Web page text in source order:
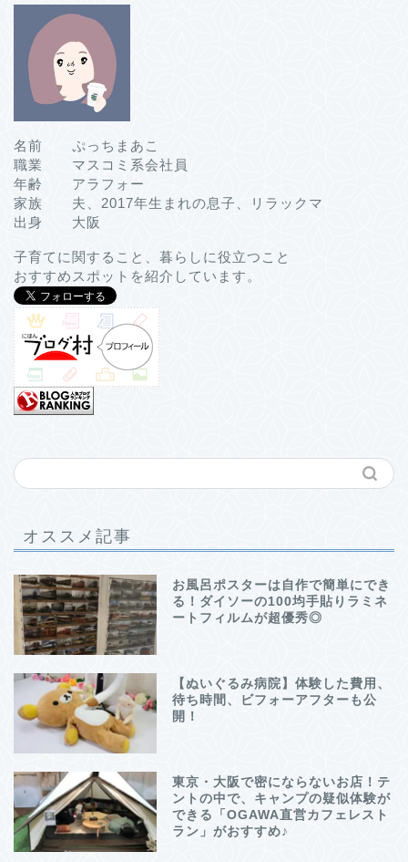
名前 ぷっちまあこ
職業 マスコミ系会社員
年齢 アラフォー
家族 夫、2017年生まれの息子、リラックマ
出身 大阪
子育てに関すること、暮らしに役立つこと
おすすめスポットを紹介しています。
オススメ記事
お風呂ポスターは自作で簡単にでき
る！ダイソーの100均手貼りラミネ
ートフィルムが超優秀◎
【ぬいぐるみ病院】体験した費用、
待ち時間、ビフォーアフターも公
開！
東京・大阪で密にならないお店！テ
ントの中で、キャンプの疑似体験が
できる「OGAWA直営カフェレスト
ラン」がおすすめ♪